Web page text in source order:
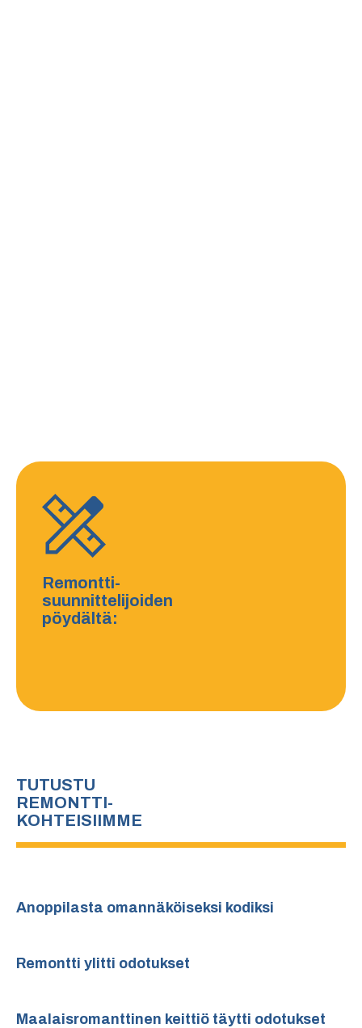
Remontti-
suunnittelijoiden
pöydältä:
TUTUSTU
REMONTTI-
KOHTEISIIMME
Anoppilasta omannäköiseksi kodiksi
Remontti ylitti odotukset
Maalaisromanttinen keittiö täytti odotukset